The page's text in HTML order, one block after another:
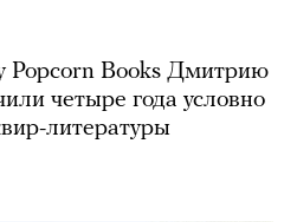
Popcorn Books Дмитрию
четыре года условно
литературы